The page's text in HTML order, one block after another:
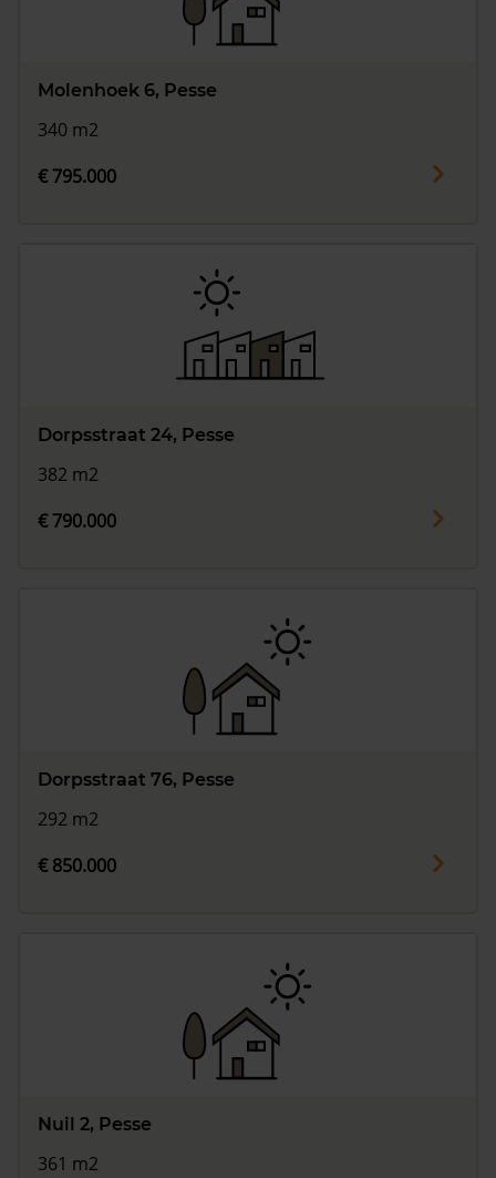
Molenhoek 6, Pesse
340 m2
€ 795.000
Dorpsstraat 24, Pesse
382 m2
€ 790.000
Dorpsstraat 76, Pesse
292 m2
€ 850.000
Nuil 2, Pesse
361 m2